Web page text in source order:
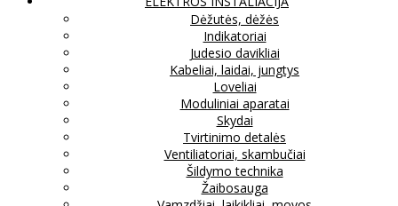
Dėžutės, dėžės
Indikatoriai
Judesio davikliai
Kabeliai, laidai, jungtys
Loveliai
Moduliniai aparatai
Skydai
Tvirtinimo detalės
Ventiliatoriai, skambučiai
Šildymo technika
Žaibosauga